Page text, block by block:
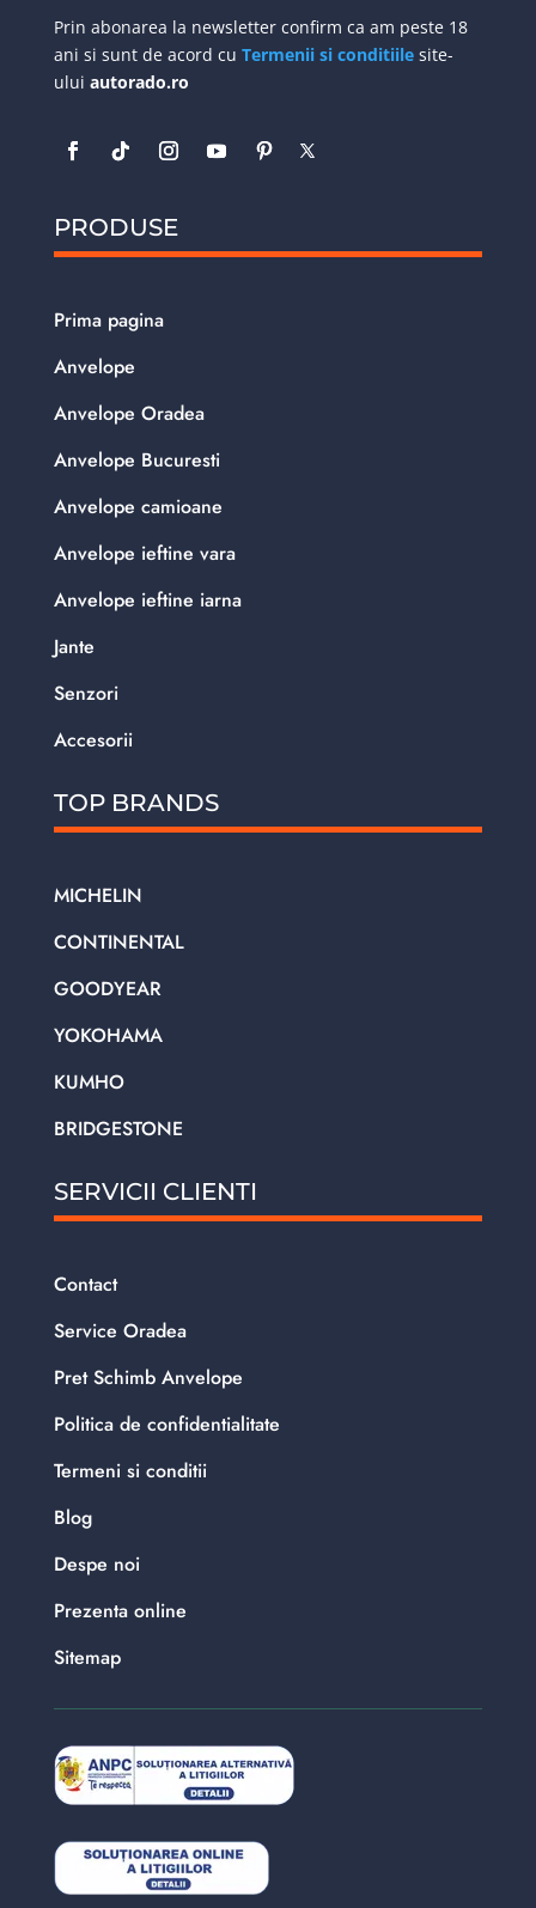
Prin abonarea la newsletter confirm ca am peste 18
ani si sunt de acord cu Termenii si conditiilesite-
ului autorado.ro
PRODUSE
Prima pagina
Anvelope
Anvelope Oradea
Anvelope Bucuresti
Anvelope camioane
Anvelope ieftine vara
Anvelope ieftine iarna
Jante
Senzori
Accesorii
TOP BRANDS
MICHELIN
CONTINENTAL
GOODYEAR
YOKOHAMA
KUMHO
BRIDGESTONE
SERVICII CLIENTI
Contact
Service Oradea
Pret Schimb Anvelope
Politica de confidentialitate
Termeni si conditii
Blog
Despe noi
Prezenta online
Sitemap